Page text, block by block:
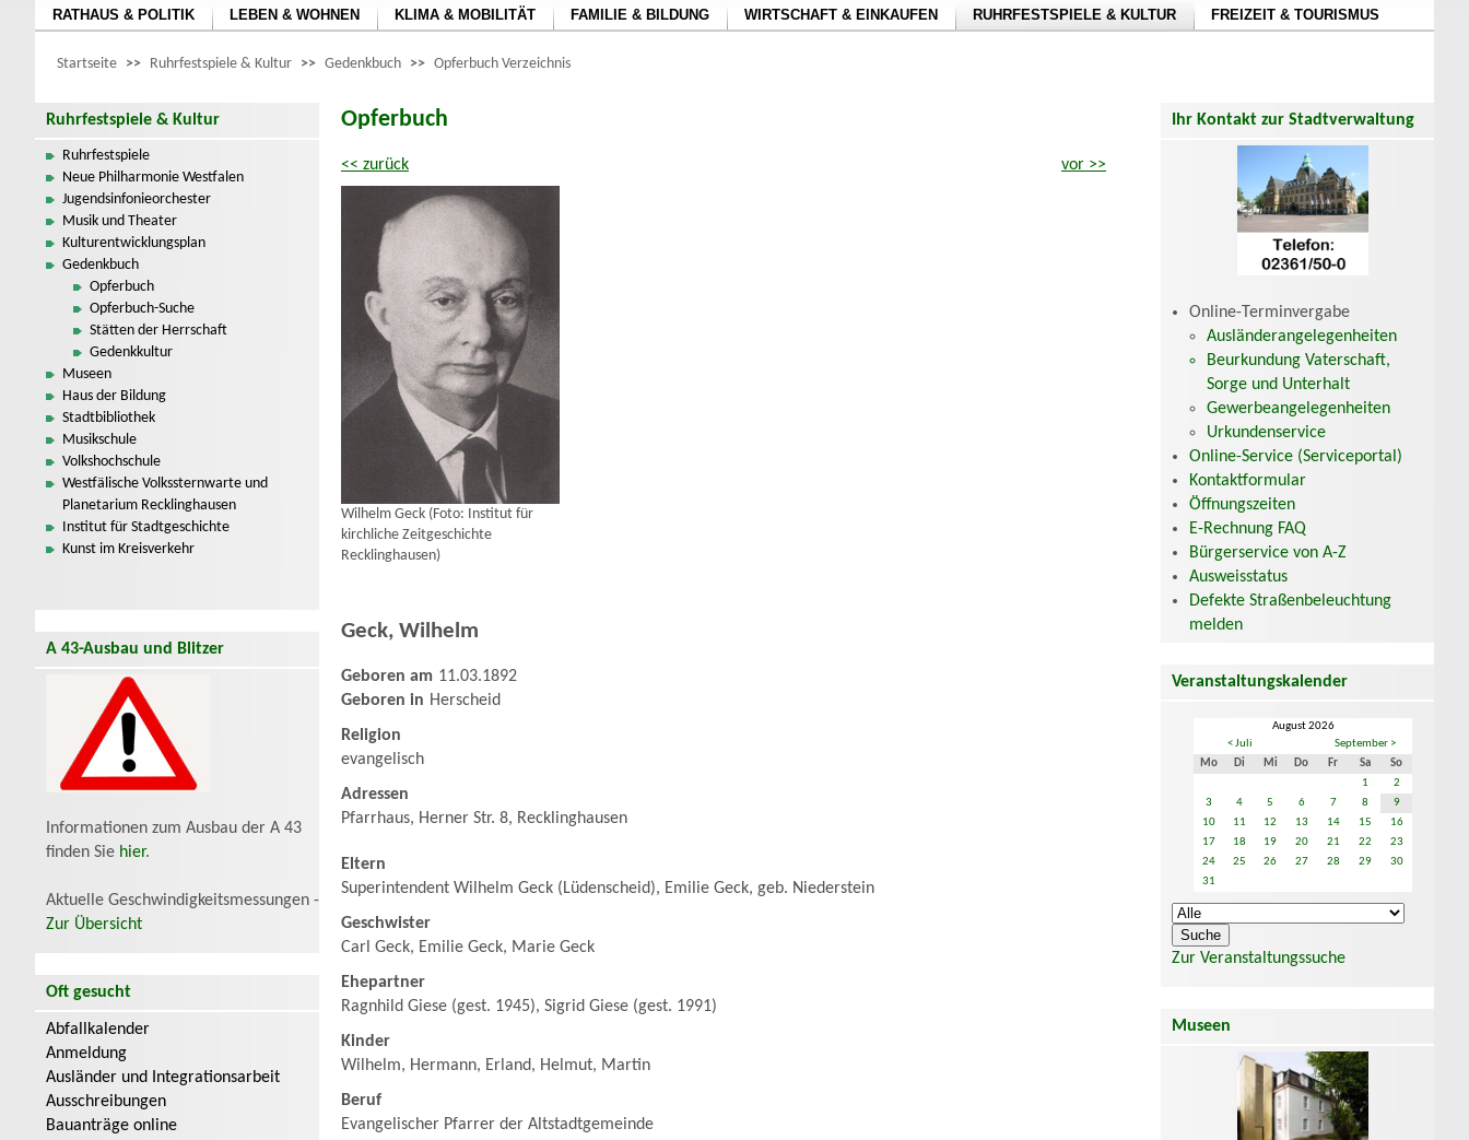
RATHAUS & POLITIK LEBEN & WOHNEN KLIMA & MOBILITÄT FAMILIE & BILDUNG WIRTSCHAFT & EINKAUFEN RUHRFESTSPIELE & KULTUR FREIZEIT & TOURISMUS
Startseite >> Ruhrfestspiele & Kultur >> Gedenkbuch >> Opferbuch Verzeichnis
Ruhrfestspiele & Kultur
Ruhrfestspiele
Neue Philharmonie Westfalen
Jugendsinfonieorchester
Musik und Theater
Kulturentwicklungsplan
Gedenkbuch
Opferbuch
Opferbuch-Suche
Stätten der Herrschaft
Gedenkkultur
Museen
Haus der Bildung
Stadtbibliothek
Musikschule
Volkshochschule
Westfälische Volkssternwarte und
Planetarium Recklinghausen
Institut für Stadtgeschichte
Kunst im Kreisverkehr
A 43-Ausbau und Blitzer
Informationen zum Ausbau der A 43
finden Sie hier.
Aktuelle Geschwindigkeitsmessungen -
Zur Übersicht
Oft gesucht
Abfallkalender
Anmeldung
Ausländer und Integrationsarbeit
Ausschreibungen
Bauanträge online
Opferbuch
<< zurück vor >>
Wilhelm Geck (Foto: Institut für
kirchliche Zeitgeschichte
Recklinghausen)
Geck, Wilhelm
Geboren am 11.03.1892
Geboren in Herscheid
Religion
evangelisch
Adressen
Pfarrhaus, Herner Str. 8, Recklinghausen
Eltern
Superintendent Wilhelm Geck (Lüdenscheid), Emilie Geck, geb. Niederstein
Geschwister
Carl Geck, Emilie Geck, Marie Geck
Ehepartner
Ragnhild Giese (gest. 1945), Sigrid Giese (gest. 1991)
Kinder
Wilhelm, Hermann, Erland, Helmut, Martin
Beruf
Evangelischer Pfarrer der Altstadtgemeinde
Ihr Kontakt zur Stadtverwaltung
Online-Terminvergabe
Ausländerangelegenheiten
Beurkundung Vaterschaft,
Sorge und Unterhalt
Gewerbeangelegenheiten
Urkundenservice
Online-Service (Serviceportal)
Kontaktformular
Öffnungszeiten
E-Rechnung FAQ
Bürgerservice von A-Z
Ausweisstatus
Defekte Straßenbeleuchtung
melden
Veranstaltungskalender
August 2026
< Juli
September >
Mo
Di Mi Do Fr Sa
So
1
2
3
4 5 6 7 8
9
10
11 12 13 14 15
16
17
18 19 20 21 22
23
24
25 26 27 28 29
30
31
Zur Veranstaltungssuche
Museen